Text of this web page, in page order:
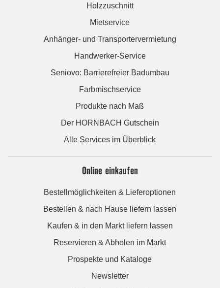
Holzzuschnitt
Mietservice
Anhänger- und Transportervermietung
Handwerker-Service
Seniovo: Barrierefreier Badumbau
Farbmischservice
Produkte nach Maß
Der HORNBACH Gutschein
Alle Services im Überblick
Online einkaufen
Bestellmöglichkeiten & Lieferoptionen
Bestellen & nach Hause liefern lassen
Kaufen & in den Markt liefern lassen
Reservieren & Abholen im Markt
Prospekte und Kataloge
Newsletter